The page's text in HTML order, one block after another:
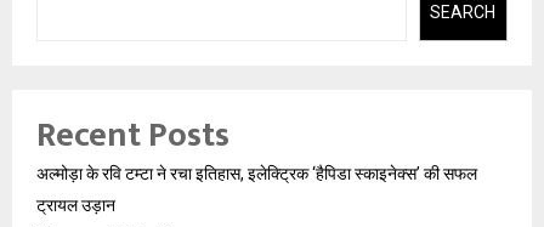
SEARCH
Recent Posts
अल्मोड़ा के रवि टम्टा ने रचा इतिहास, इलेक्ट्रिक ‘हैपिडा स्काइनेक्स’ की सफल
ट्रायल उड़ान